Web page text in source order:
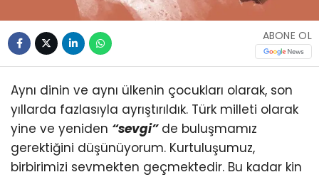
ABONE OL
Aynı dinin ve aynı ülkenin çocukları olarak, son
yıllarda fazlasıyla ayrıştırıldık. Türk milleti olarak
yine ve yeniden “sevgi”de buluşmamız
gerektiğini düşünüyorum. Kurtuluşumuz,
birbirimizi sevmekten geçmektedir. Bu kadar kin